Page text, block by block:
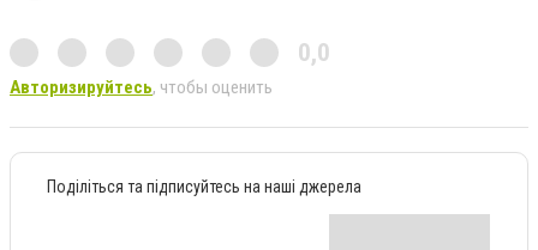
0,0
Авторизируйтесь, чтобы оценить
Поділіться та підписуйтесь на наші джерела